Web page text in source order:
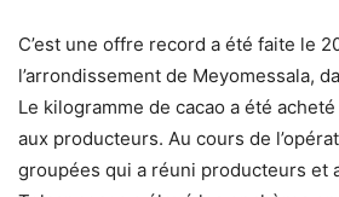
C’est une offre record a été faite le
l’arrondissement de Meyomessala,
Le kilogramme de cacao a été
aux producteurs. Au cours de
groupées qui a réuni producteurs et